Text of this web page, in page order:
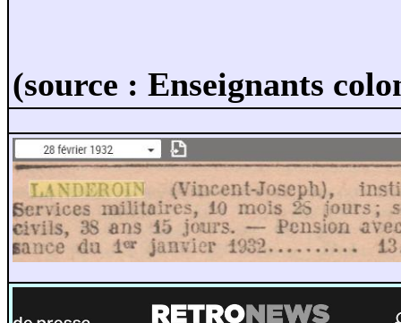
(source : Enseignants